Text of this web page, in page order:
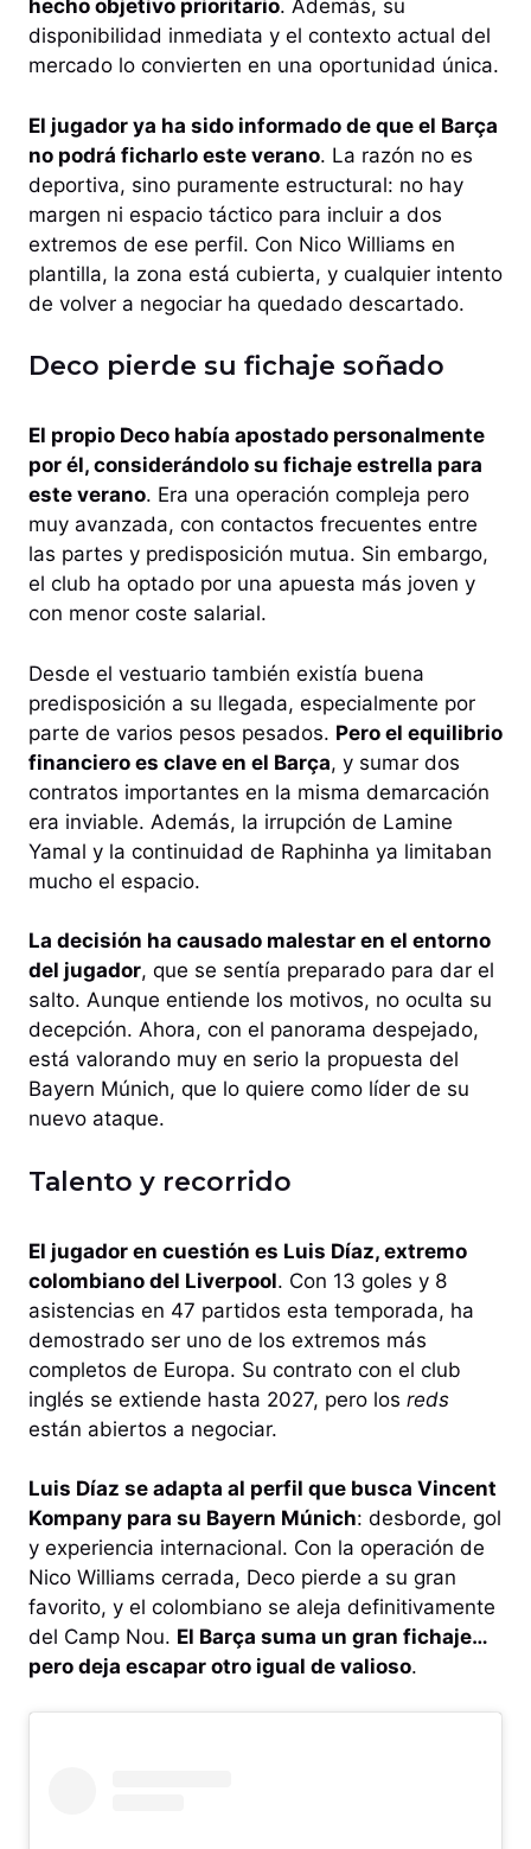
hecho objetivo prioritario. Además, su
disponibilidad inmediata y el contexto actual del
mercado lo convierten en una oportunidad única.
El jugador ya ha sido informado de que el Barça
no podrá ficharlo este verano. La razón no es
deportiva, sino puramente estructural: no hay
margen ni espacio táctico para incluir a dos
extremos de ese perfil. Con Nico Williams en
plantilla, la zona está cubierta, y cualquier intento
de volver a negociar ha quedado descartado.
Deco pierde su fichaje soñado
El propio Deco había apostado personalmente
por él, considerándolo su fichaje estrella para
este verano. Era una operación compleja pero
muy avanzada, con contactos frecuentes entre
las partes y predisposición mutua. Sin embargo,
el club ha optado por una apuesta más joven y
con menor coste salarial.
Desde el vestuario también existía buena
predisposición a su llegada, especialmente por
parte de varios pesos pesados. Pero el equilibrio
financiero es clave en el Barça, y sumar dos
contratos importantes en la misma demarcación
era inviable. Además, la irrupción de Lamine
Yamal y la continuidad de Raphinha ya limitaban
mucho el espacio.
La decisión ha causado malestar en el entorno
del jugador, que se sentía preparado para dar el
salto. Aunque entiende los motivos, no oculta su
decepción. Ahora, con el panorama despejado,
está valorando muy en serio la propuesta del
Bayern Múnich, que lo quiere como líder de su
nuevo ataque.
Talento y recorrido
El jugador en cuestión es Luis Díaz, extremo
colombiano del Liverpool. Con 13 goles y 8
asistencias en 47 partidos esta temporada, ha
demostrado ser uno de los extremos más
completos de Europa. Su contrato con el club
inglés se extiende hasta 2027, pero los reds
están abiertos a negociar.
Luis Díaz se adapta al perfil que busca Vincent
Kompany para su Bayern Múnich: desborde, gol
y experiencia internacional. Con la operación de
Nico Williams cerrada, Deco pierde a su gran
favorito, y el colombiano se aleja definitivamente
del Camp Nou. El Barça suma un gran fichaje…
pero deja escapar otro igual de valioso.